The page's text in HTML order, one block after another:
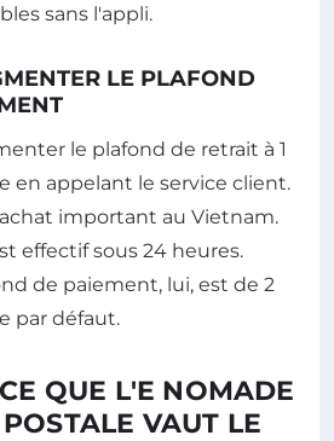
sans l'appli.
LE PLAFOND
le plafond de retrait à 1
en appelant le service client.
important au Vietnam.
effectif sous 24 heures.
de paiement, lui, est de 2
par défaut.
QUE L'E NOMADE
VAUT LE